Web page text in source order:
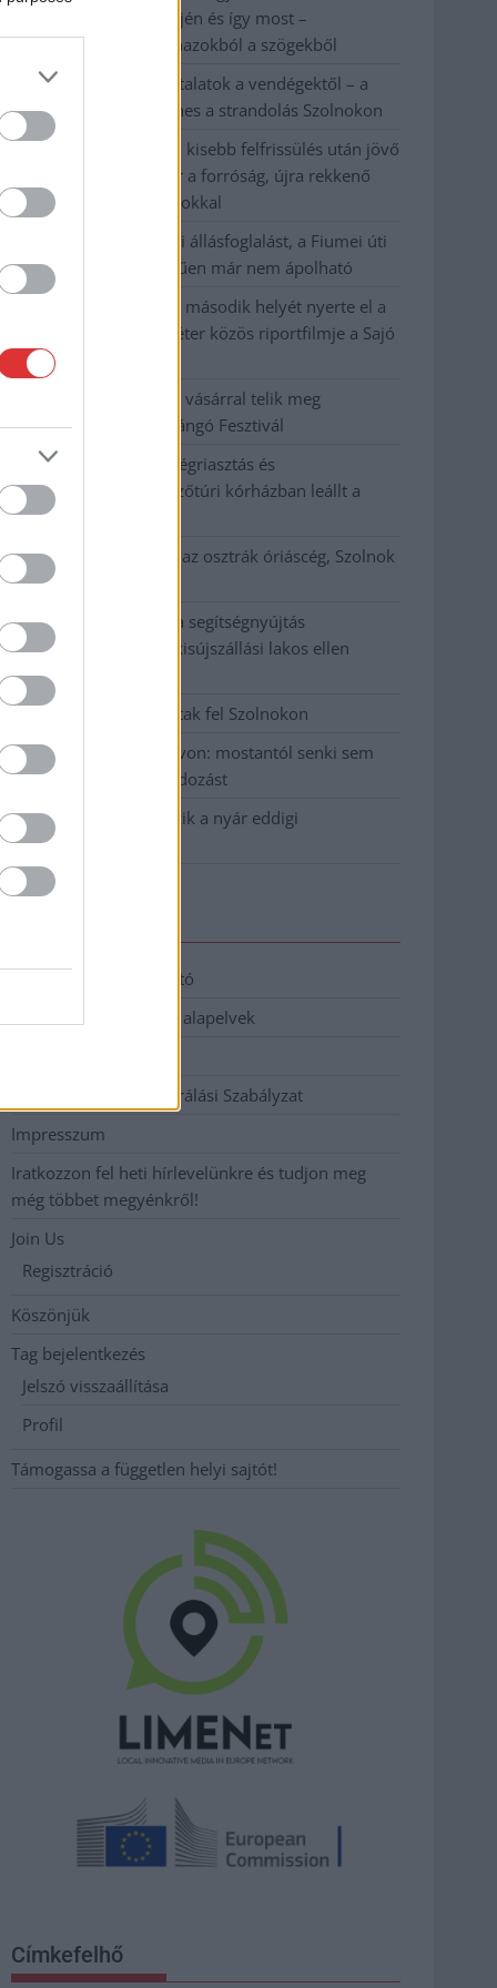
évvel ezelőtti árvíz idején és így most –
fotógyűjtemény ugyanazokból a szögekből
Ilyenek eddig a tapasztalatok a vendégektől – a
hőhullám miatt ingyenes a strandolás Szolnokon
Nem biztató: a hétvégi kisebb felfrissülés után jövő
héten megint visszatér a forróság, újra rekkenő
hőség jön, akár 38 fokokkal
Közzétették a szakértői állásfoglalást, a Fiumei úti
fák többsége szakszerűen már nem ápolható
A MÚOSZ sajtódíjának második helyét nyerte el a
Borsod24 és a Paraméter közös riportfilmje a Sajó
szennyezéséről
Tánccal, zeneszóval és vásárral telik meg
Jászberény, indul a Csángó Fesztivál
Meghosszabbított hőségriasztás és
vízkorlátozások, a mezőtúri kórházban leállt a
klíma
Átszervezi működését az osztrák óriáscég, Szolnok
is érintett
Tragédiába torkollott a segítségnyújtás
elmulasztása, három kisújszállási lakos ellen
emeltek vádat
Hatalmas lángok csaptak fel Szolnokon
Vízitraffipax a Tisza-tavon: mostantól senki sem
úszhatja meg a száguldozást
Szolnokra is megérkezik a nyár eddigi
legkeményebb napja
Adatkezelési tájékoztató
Etikai és függetlenségi alapelvek
Hozzászólási és Moderálási Szabályzat
Impresszum
Iratkozzon fel heti hírlevelünkre és tudjon meg
még többet megyénkről!
Join Us
Regisztráció
Köszönjük
Tag bejelentkezés
Jelszó visszaállítása
Profil
Támogassa a független helyi sajtót!
Címkefelhő